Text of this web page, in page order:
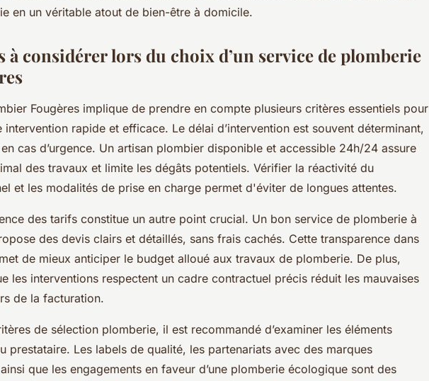
en un véritable atout de bien-être à domicile.
à considérer lors du choix d’un service de plomberie
Fougères implique de prendre en compte plusieurs critères essentiels pour
intervention rapide et efficace. Le délai d’intervention est souvent déterminant,
cas d’urgence. Un artisan plombier disponible et accessible 24h/24 assure
des travaux et limite les dégâts potentiels. Vérifier la réactivité du
et les modalités de prise en charge permet d'éviter de longues attentes.
des tarifs constitue un autre point crucial. Un bon service de plomberie à
des devis clairs et détaillés, sans frais cachés. Cette transparence dans
de mieux anticiper le budget alloué aux travaux de plomberie. De plus,
les interventions respectent un cadre contractuel précis réduit les mauvaises
de la facturation.
de sélection plomberie, il est recommandé d’examiner les éléments
prestataire. Les labels de qualité, les partenariats avec des marques
que les engagements en faveur d’une plomberie écologique sont des